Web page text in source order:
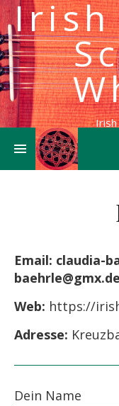
Irish
Irish
Email: claudia-
baehrle@gmx.de
Web: https://
Adresse:
Dein Name